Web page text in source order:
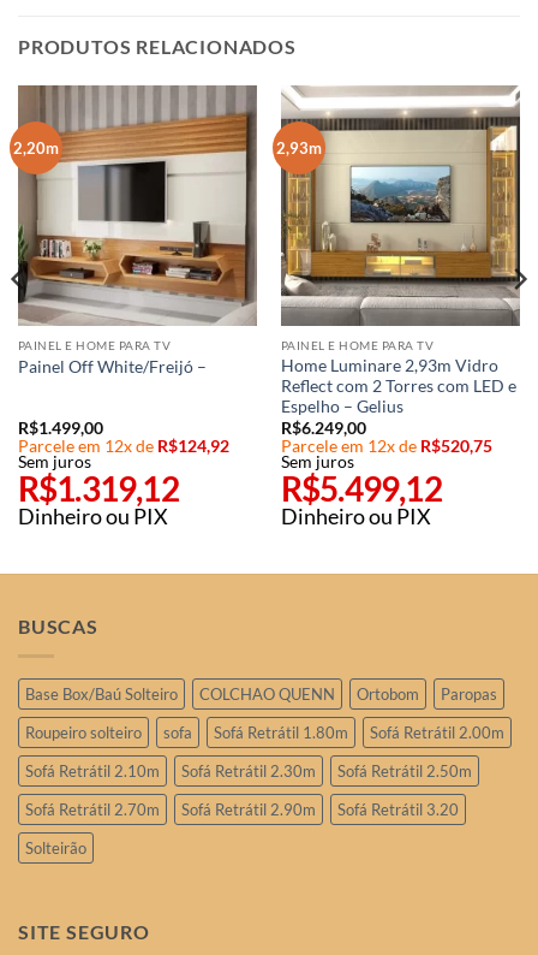
PRODUTOS RELACIONADOS
2,20m
PAINEL E HOME PARA TV
Painel Off White/Freijó –
R$1.499,00
Parcele em 12x de R$124,92
Sem juros
R$1.319,12
Dinheiro ou PIX
2,93m
PAINEL E HOME PARA TV
Home Luminare 2,93m Vidro
Reflect com 2 Torres com LED e
Espelho – Gelius
R$6.249,00
Parcele em 12x de R$520,75
Sem juros
R$5.499,12
Dinheiro ou PIX
BUSCAS
Base Box/Baú Solteiro COLCHAO QUENN Ortobom
Paropas
Roupeiro solteiro
sofa Sofá Retrátil 1.80m
Sofá Retrátil 2.00m
Sofá Retrátil 2.10m
Sofá Retrátil 2.30m
Sofá Retrátil 2.50m
Sofá Retrátil 2.70m
Sofá Retrátil 2.90m
Sofá Retrátil 3.20
Solteirão
SITE SEGURO